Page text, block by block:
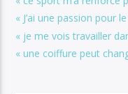
« J’ai une passion pour
« je me vois travailler
« une coiffure peut